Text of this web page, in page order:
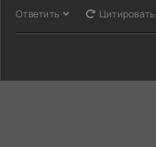
Ответить Цитировать